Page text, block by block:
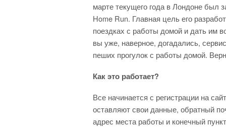
марте текущего года в Лондоне был
Home Run. Главная цель его
поездках с работы домой и дать им
вы уже, наверное, догадались,
пеших прогулок с работы домой.
Как это работает?
Все начинается с регистрации на
оставляют свои данные, обратный
адрес места работы и конечный